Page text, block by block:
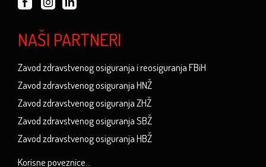
NAŠI PARTNERI
Zavod zdravstvenog osiguranja i reosiguranja FBiH
Zavod zdravstvenog osiguranja HNŽ
Zavod zdravstvenog osiguranja ZHŽ
Zavod zdravstvenog osiguranja SBŽ
Zavod zdravstvenog osiguranja HBŽ
Korisne poveznice...